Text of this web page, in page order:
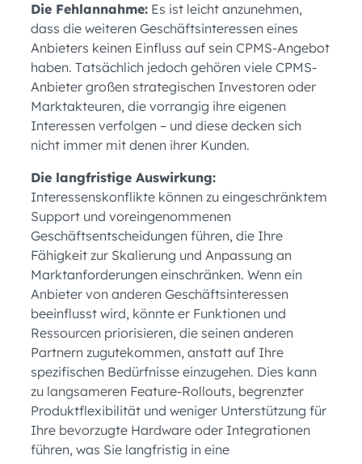
Die Fehlannahme: Es ist leicht anzunehmen,
dass die weiteren Geschäftsinteressen eines
Anbieters keinen Einfluss auf sein CPMS-Angebot
haben. Tatsächlich jedoch gehören viele CPMS-
Anbieter großen strategischen Investoren oder
Marktakteuren, die vorrangig ihre eigenen
Interessen verfolgen – und diese decken sich
nicht immer mit denen ihrer Kunden.
Die langfristige Auswirkung:
Interessenskonflikte können zu eingeschränktem
Support und voreingenommenen
Geschäftsentscheidungen führen, die Ihre
Fähigkeit zur Skalierung und Anpassung an
Marktanforderungen einschränken. Wenn ein
Anbieter von anderen Geschäftsinteressen
beeinflusst wird, könnte er Funktionen und
Ressourcen priorisieren, die seinen anderen
Partnern zugutekommen, anstatt auf Ihre
spezifischen Bedürfnisse einzugehen. Dies kann
zu langsameren Feature-Rollouts, begrenzter
Produktflexibilität und weniger Unterstützung für
Ihre bevorzugte Hardware oder Integrationen
führen, was Sie langfristig in eine